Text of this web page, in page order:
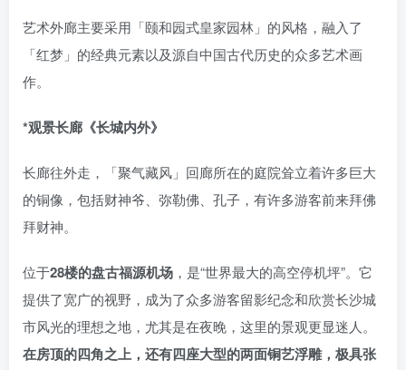
艺术外廊主要采用「颐和园式皇家园林」的风格，融入了
「红梦」的经典元素以及源自中国古代历史的众多艺术画
作。
*观景长廊《长城内外》
长廊往外走，「聚气藏风」回廊所在的庭院耸立着许多巨大
的铜像，包括财神爷、弥勒佛、孔子，有许多游客前来拜佛
拜财神。
位于28楼的盘古福源机场 ，是“世界最大的高空停机坪”。它
提供了宽广的视野，成为了众多游客留影纪念和欣赏长沙城
市风光的理想之地，尤其是在夜晚，这里的景观更显迷人。
在房顶的四角之上，还有四座大型的两面铜艺浮雕，极具张